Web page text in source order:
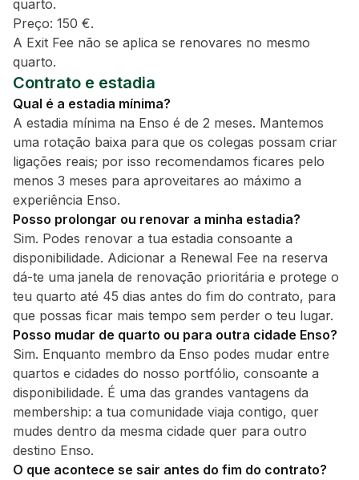
quarto.
Preço: 150 €.
A Exit Fee não se aplica se renovares no mesmo
quarto.
Contrato e estadia
Qual é a estadia mínima?
A estadia mínima na Enso é de 2 meses. Mantemos
uma rotação baixa para que os colegas possam criar
ligações reais; por isso recomendamos ficares pelo
menos 3 meses para aproveitares ao máximo a
experiência Enso.
Posso prolongar ou renovar a minha estadia?
Sim. Podes renovar a tua estadia consoante a
disponibilidade. Adicionar a Renewal Fee na reserva
dá-te uma janela de renovação prioritária e protege o
teu quarto até 45 dias antes do fim do contrato, para
que possas ficar mais tempo sem perder o teu lugar.
Posso mudar de quarto ou para outra cidade Enso?
Sim. Enquanto membro da Enso podes mudar entre
quartos e cidades do nosso portfólio, consoante a
disponibilidade. É uma das grandes vantagens da
membership: a tua comunidade viaja contigo, quer
mudes dentro da mesma cidade quer para outro
destino Enso.
O que acontece se sair antes do fim do contrato?